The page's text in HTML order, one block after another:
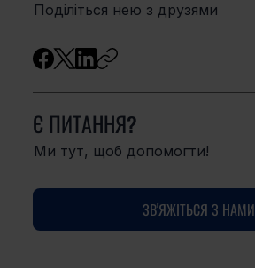
Поділіться нею з друзями
Є ПИТАННЯ?
Ми тут, щоб допомогти!
ЗВ'ЯЖІТЬСЯ З НАМИ